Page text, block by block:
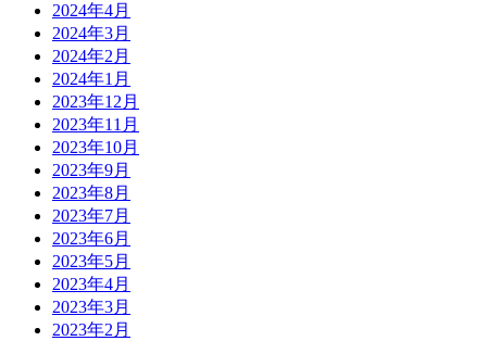
2024年4月
2024年3月
2024年2月
2024年1月
2023年12月
2023年11月
2023年10月
2023年9月
2023年8月
2023年7月
2023年6月
2023年5月
2023年4月
2023年3月
2023年2月